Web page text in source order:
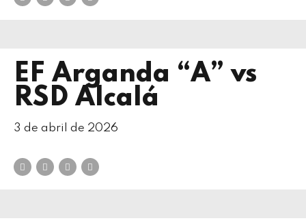
EF Arganda “A” vs
RSD Alcalá
3 de abril de 2026